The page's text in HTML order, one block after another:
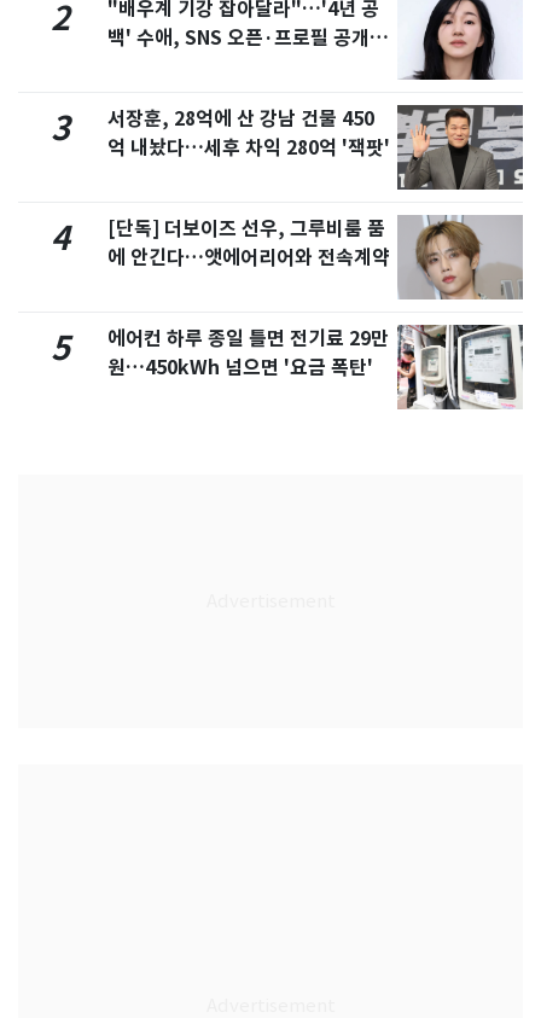
2
"배우계 기강 잡아달라"…'4년 공
백' 수애, SNS 오픈·프로필 공개
3
서장훈, 28억에 산 강남 건물 450
억 내놨다…세후 차익 280억 '잭팟'
4
[단독] 더보이즈 선우, 그루비룸 품
에 안긴다…앳에어리어와 전속계약
5
에어컨 하루 종일 틀면 전기료 29만
원…450kWh 넘으면 '요금 폭탄'